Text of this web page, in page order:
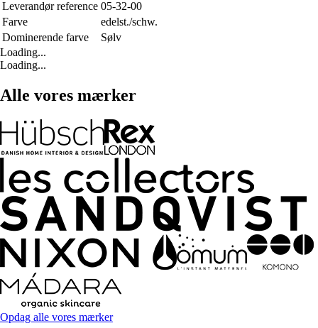
Leverandør reference 05-32-00
Farve
edelst./schw.
Dominerende farve
Sølv
Loading...
Loading...
Alle vores mærker
Opdag alle vores mærker